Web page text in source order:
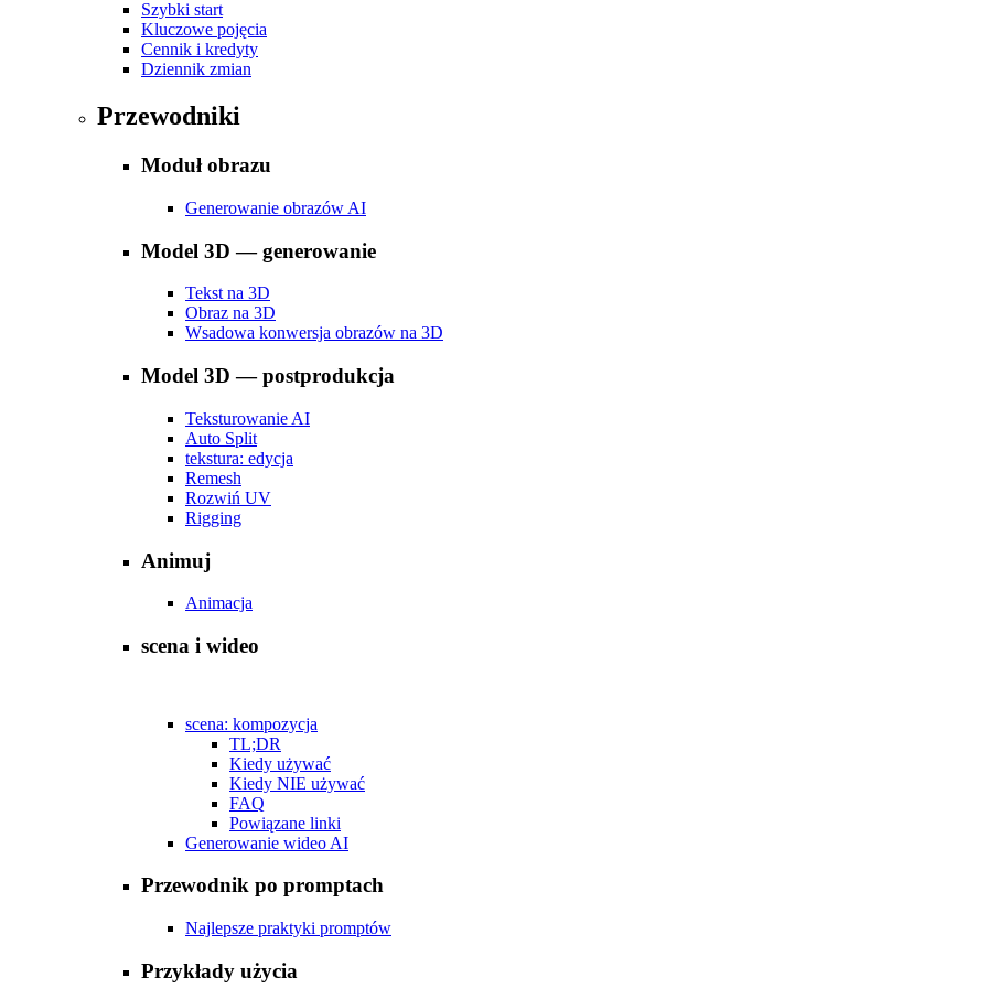
Szybki start
Kluczowe pojęcia
Cennik i kredyty
Dziennik zmian
Przewodniki
Moduł obrazu
Generowanie obrazów AI
Model 3D — generowanie
Tekst na 3D
Obraz na 3D
Wsadowa konwersja obrazów na 3D
Model 3D — postprodukcja
Teksturowanie AI
Auto Split
tekstura: edycja
Remesh
Rozwiń UV
Rigging
Animuj
Animacja
scena i wideo
scena: kompozycja
TL;DR
Kiedy używać
Kiedy NIE używać
FAQ
Powiązane linki
Generowanie wideo AI
Przewodnik po promptach
Najlepsze praktyki promptów
Przykłady użycia